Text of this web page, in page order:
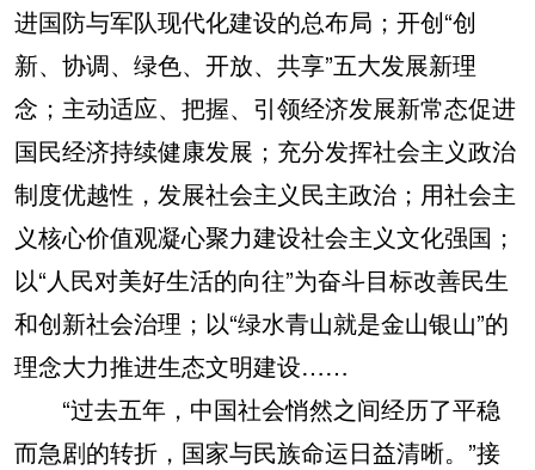
进国防与军队现代化建设的总布局；开创“创
新、协调、绿色、开放、共享”五大发展新理
念；主动适应、把握、引领经济发展新常态促进
国民经济持续健康发展；充分发挥社会主义政治
制度优越性，发展社会主义民主政治；用社会主
义核心价值观凝心聚力建设社会主义文化强国；
以“人民对美好生活的向往”为奋斗目标改善民生
和创新社会治理；以“绿水青山就是金山银山”的
理念大力推进生态文明建设……
“过去五年，中国社会悄然之间经历了平稳
而急剧的转折，国家与民族命运日益清晰。”接